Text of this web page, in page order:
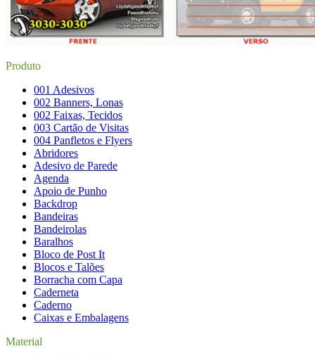
Produto
001 Adesivos
002 Banners, Lonas
002 Faixas, Tecidos
003 Cartão de Visitas
004 Panfletos e Flyers
Abridores
Adesivo de Parede
Agenda
Apoio de Punho
Backdrop
Bandeiras
Bandeirolas
Baralhos
Bloco de Post It
Blocos e Talões
Borracha com Capa
Caderneta
Caderno
Caixas e Embalagens
Material